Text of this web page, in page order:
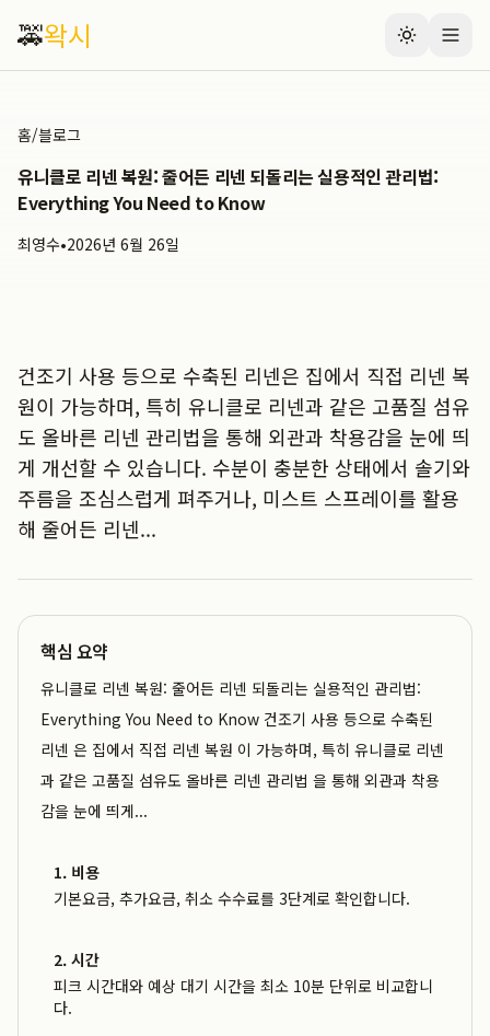
🚕왁시
홈/블로그
유니클로 리넨 복원: 줄어든 리넨 되돌리는 실용적인 관리법:
Everything You Need to Know
최영수•2026년 6월 26일
건조기 사용 등으로 수축된 리넨은 집에서 직접 리넨 복
원이 가능하며, 특히 유니클로 리넨과 같은 고품질 섬유
도 올바른 리넨 관리법을 통해 외관과 착용감을 눈에 띄
게 개선할 수 있습니다. 수분이 충분한 상태에서 솔기와
주름을 조심스럽게 펴주거나, 미스트 스프레이를 활용
해 줄어든 리넨...
핵심 요약
유니클로 리넨 복원: 줄어든 리넨 되돌리는 실용적인 관리법:
Everything You Need to Know 건조기 사용 등으로 수축된
리넨 은 집에서 직접 리넨 복원 이 가능하며, 특히 유니클로 리넨
과 같은 고품질 섬유도 올바른 리넨 관리법 을 통해 외관과 착용
감을 눈에 띄게...
1. 비용
기본요금, 추가요금, 취소 수수료를 3단계로 확인합니다.
2. 시간
피크 시간대와 예상 대기 시간을 최소 10분 단위로 비교합니
다.